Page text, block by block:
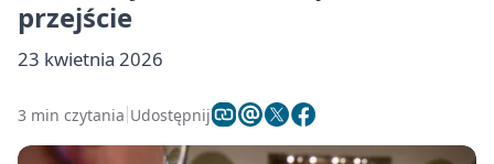
przejście
23 kwietnia 2026
3 min czytania Udostępnij